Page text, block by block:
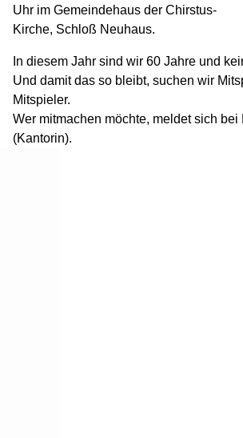
Uhr im Gemeindehaus der Chirstus-
Kirche, Schloß Neuhaus.
In diesem Jahr sind wir 60 Jahre und
Und damit das so bleibt, suchen wir
Mitspieler.
Wer mitmachen möchte, meldet sich
(Kantorin).